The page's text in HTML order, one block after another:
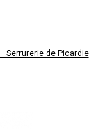
Serrurerie de Picardie